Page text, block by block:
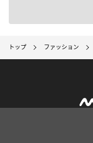
トップ ファッション